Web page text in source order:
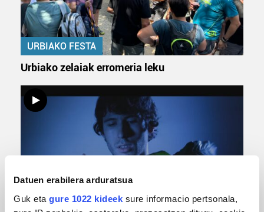
Datuen erabilera arduratsua
Guk eta gure 1022 kideek sure informacio pertsonala,
URBIAKO FESTA
Urbiako zelaiak erromeria leku
MUSIKA